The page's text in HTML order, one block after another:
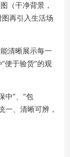
（干净背景，
再引入生活场
清晰展示每一
便于验货”的观
中”、“包
一、清晰可辨，